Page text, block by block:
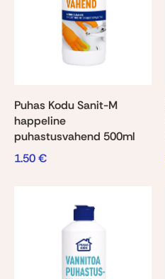
Puhas Kodu Sanit-M
happeline
puhastusvahend 500ml
1.50€